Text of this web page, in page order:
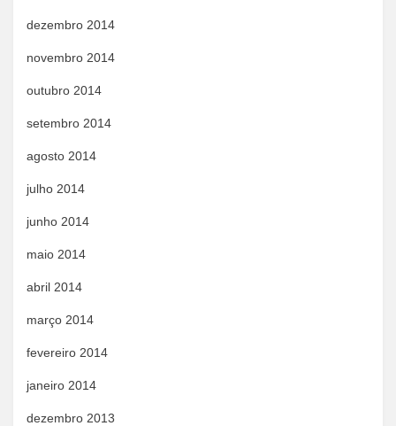
dezembro 2014
novembro 2014
outubro 2014
setembro 2014
agosto 2014
julho 2014
junho 2014
maio 2014
abril 2014
março 2014
fevereiro 2014
janeiro 2014
dezembro 2013